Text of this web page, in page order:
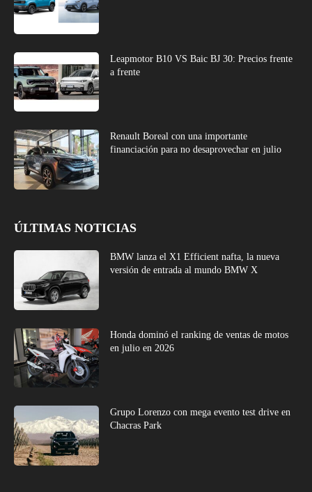
Leapmotor B10 VS Baic BJ 30: Precios frente
a frente
Renault Boreal con una importante
financiación para no desaprovechar en julio
ÚLTIMAS NOTICIAS
BMW lanza el X1 Efficient nafta, la nueva
versión de entrada al mundo BMW X
Honda dominó el ranking de ventas de motos
en julio en 2026
Grupo Lorenzo con mega evento test drive en
Chacras Park